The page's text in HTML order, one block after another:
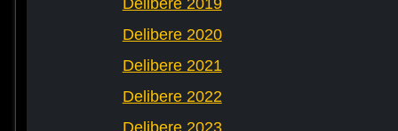
Delibere 2019
Delibere 2020
Delibere 2021
Delibere 2022